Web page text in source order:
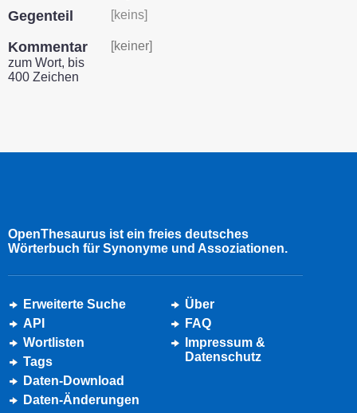
Gegenteil [keins]
Kommentar
zum Wort, bis
400 Zeichen
[keiner]
OpenThesaurus ist ein freies deutsches
Wörterbuch für Synonyme und Assoziationen.
Erweiterte Suche
API
Wortlisten
Tags
Daten-Download
Daten-Änderungen
Über
FAQ
Impressum &
Datenschutz